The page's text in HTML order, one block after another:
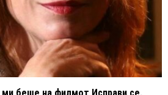
беше на филмот Исправи се,